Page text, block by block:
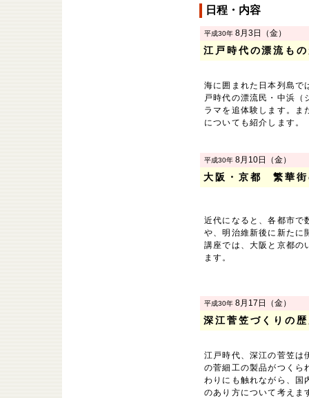
日程・内容
平成30年 8月3日（金）
江戸時代の漂流も
海に囲まれた日本列島で
戸時代の漂流民・中浜
ラマを追体験します。ま
についても紹介します。
平成30年 8月10日（金）
大阪・京都 繁華街
近代になると、各都市で
や、明治維新後に新たに
講座では、大阪と京都の
ます。
平成30年 8月17日（金）
深江菅笠づくりの
江戸時代、深江の菅笠は
の菅細工の製品がつくら
わりにも触れながら、国
のあり方について考えま